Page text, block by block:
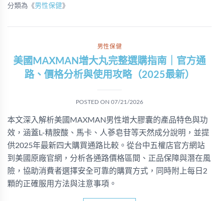
分類為《男性保健》
男性保健
美國MAXMAN增大丸完整選購指南｜官方通
路、價格分析與使用攻略（2025最新）
POSTED ON 07/21/2026
本文深入解析美國MAXMAN男性增大膠囊的產品特色與功
效，涵蓋L-精胺酸、馬卡、人蔘皂苷等天然成分說明，並提
供2025年最新四大購買通路比較。從台中五權店官方網站
到美國原廠官網，分析各通路價格區間、正品保障與潛在風
險，協助消費者選擇安全可靠的購買方式，同時附上每日2
顆的正確服用方法與注意事項。